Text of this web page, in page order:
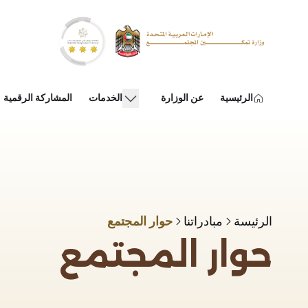
الرئيسية عن الوزارة show submenu for "عن الوزارة"
الخدمات المشاركة الرقمية
الرئيسة مبادراتنا حوار المجتمع
حوار المجتمع